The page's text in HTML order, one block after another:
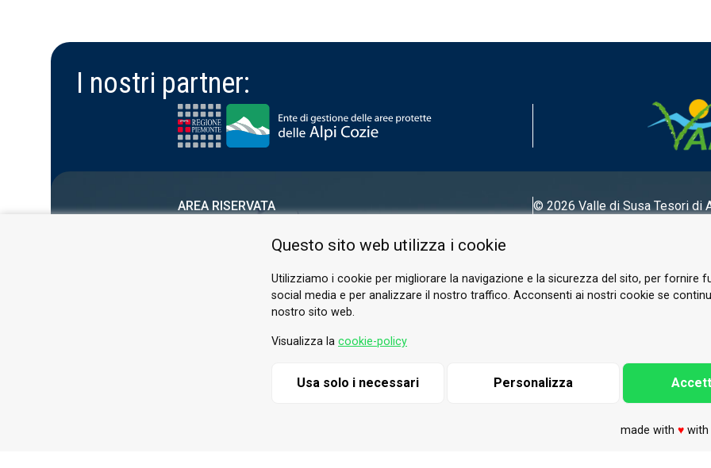
I nostri partner:
AREA RISERVATA
© 2026 Valle di SusaTesori di
Questo sito web utilizza i cookie
Utilizziamo i cookie per migliorare la navigazione e la sicurezza del sito, per fornire
social media e per analizzare il nostro traffico. Acconsenti ai nostri cookie se
nostro sito web.
Visualizza la cookie-policy
Usa solo i necessari Personalizza
made with ♥with